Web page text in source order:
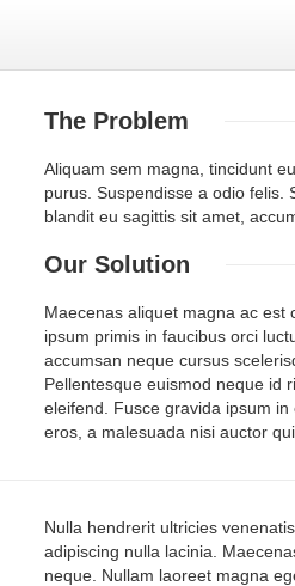
The Problem
Aliquam sem magna, tincidunt
purus. Suspendisse a odio felis.
blandit eu sagittis sit amet,
Our Solution
Maecenas aliquet magna ac est
ipsum primis in faucibus orci
accumsan neque cursus
Pellentesque euismod neque id
eleifend. Fusce gravida ipsum
eros, a malesuada nisi auctor
Nulla hendrerit ultricies
adipiscing nulla lacinia.
neque. Nullam laoreet magna